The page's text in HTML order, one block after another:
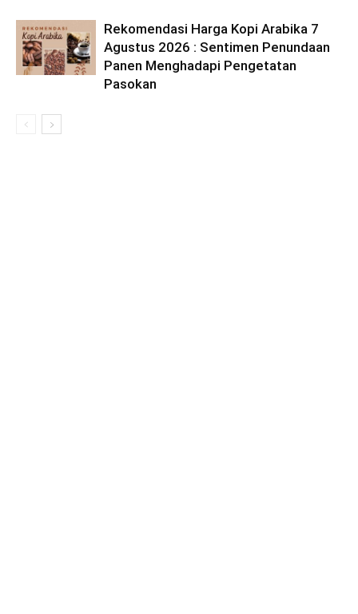
Rekomendasi Harga Kopi Arabika 7
Agustus 2026 : Sentimen Penundaan
Panen Menghadapi Pengetatan
Pasokan